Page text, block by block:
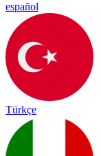
español
Türkçe